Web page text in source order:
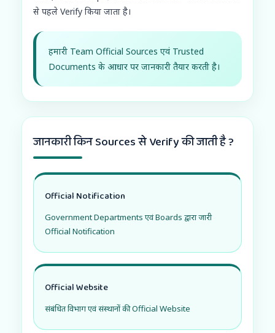
से पहले Verify किया जाता है।
हमारी Team Official Sources एवं Trusted
Documents के आधार पर जानकारी तैयार करती है।
जानकारी किन Sources से Verify की जाती है ?
Official Notification
Government Departments एवं Boards द्वारा जारी
Official Notification
Official Website
संबंधित विभाग एवं संस्थानों की Official Website